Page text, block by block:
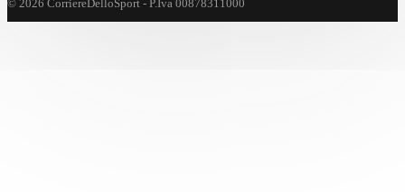
© 2026 CorriereDelloSport - P.Iva 00878311000